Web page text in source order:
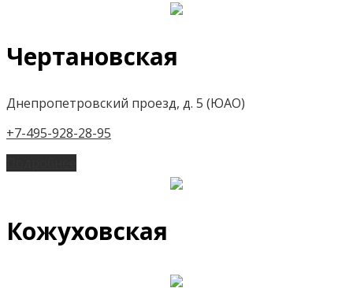
Чертановская
Днепропетровский проезд, д. 5 (ЮАО)
+7-495-928-28-95
Кожуховская